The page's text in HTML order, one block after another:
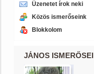
Üzenetet írok neki
Közös ismerőseink
Blokkolom
JÁNOS ISMERŐSEI